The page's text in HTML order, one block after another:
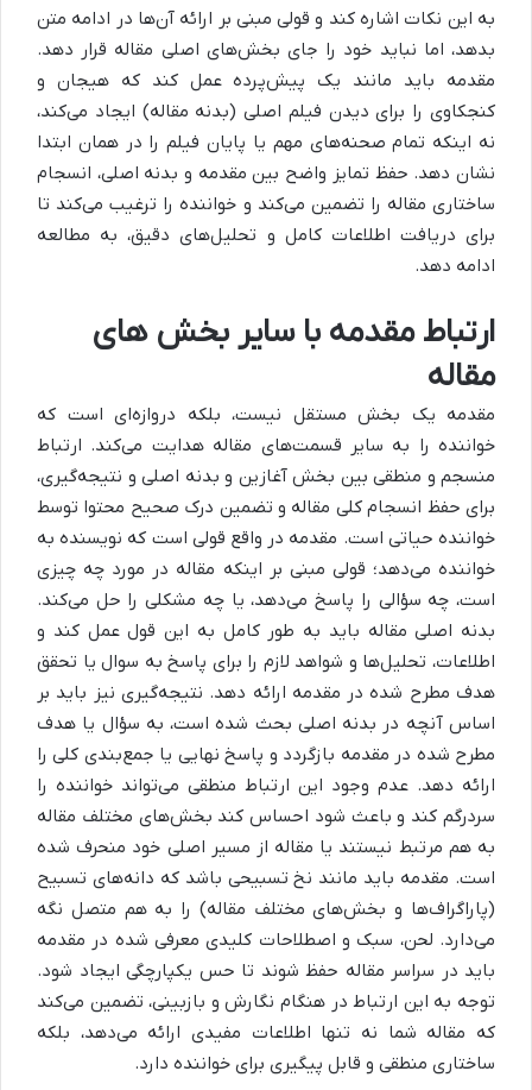
به این نکات اشاره کند و قولی مبنی بر ارائه آن‌ها در ادامه متن
بدهد، اما نباید خود را جای بخش‌های اصلی مقاله قرار دهد.
مقدمه باید مانند یک پیش‌پرده عمل کند که هیجان و
کنجکاوی را برای دیدن فیلم اصلی (بدنه مقاله) ایجاد می‌کند،
نه اینکه تمام صحنه‌های مهم یا پایان فیلم را در همان ابتدا
نشان دهد. حفظ تمایز واضح بین مقدمه و بدنه اصلی، انسجام
ساختاری مقاله را تضمین می‌کند و خواننده را ترغیب می‌کند تا
برای دریافت اطلاعات کامل و تحلیل‌های دقیق، به مطالعه
ادامه دهد.
ارتباط مقدمه با سایر بخش های
مقاله
مقدمه یک بخش مستقل نیست، بلکه دروازه‌ای است که
خواننده را به سایر قسمت‌های مقاله هدایت می‌کند. ارتباط
منسجم و منطقی بین بخش آغازین و بدنه اصلی و نتیجه‌گیری،
برای حفظ انسجام کلی مقاله و تضمین درک صحیح محتوا توسط
خواننده حیاتی است. مقدمه در واقع قولی است که نویسنده به
خواننده می‌دهد؛ قولی مبنی بر اینکه مقاله در مورد چه چیزی
است، چه سؤالی را پاسخ می‌دهد، یا چه مشکلی را حل می‌کند.
بدنه اصلی مقاله باید به طور کامل به این قول عمل کند و
اطلاعات، تحلیل‌ها و شواهد لازم را برای پاسخ به سوال یا تحقق
هدف مطرح شده در مقدمه ارائه دهد. نتیجه‌گیری نیز باید بر
اساس آنچه در بدنه اصلی بحث شده است، به سؤال یا هدف
مطرح شده در مقدمه بازگردد و پاسخ نهایی یا جمع‌بندی کلی را
ارائه دهد. عدم وجود این ارتباط منطقی می‌تواند خواننده را
سردرگم کند و باعث شود احساس کند بخش‌های مختلف مقاله
به هم مرتبط نیستند یا مقاله از مسیر اصلی خود منحرف شده
است. مقدمه باید مانند نخ تسبیحی باشد که دانه‌های تسبیح
(پاراگراف‌ها و بخش‌های مختلف مقاله) را به هم متصل نگه
می‌دارد. لحن، سبک و اصطلاحات کلیدی معرفی شده در مقدمه
باید در سراسر مقاله حفظ شوند تا حس یکپارچگی ایجاد شود.
توجه به این ارتباط در هنگام نگارش و بازبینی، تضمین می‌کند
که مقاله شما نه تنها اطلاعات مفیدی ارائه می‌دهد، بلکه
ساختاری منطقی و قابل پیگیری برای خواننده دارد.